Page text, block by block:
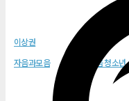
고양이가
이상권
자음과모음
자음과모음 청소년